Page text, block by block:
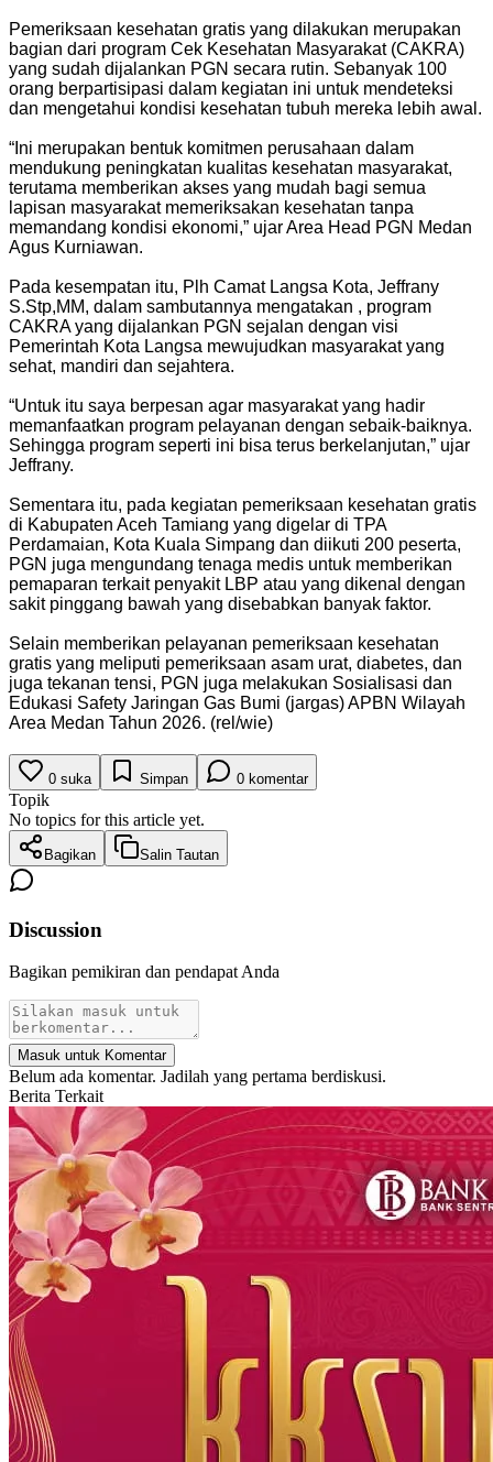
Pemeriksaan kesehatan gratis yang dilakukan merupakan
bagian dari program Cek Kesehatan Masyarakat (CAKRA)
yang sudah dijalankan PGN secara rutin. Sebanyak 100
orang berpartisipasi dalam kegiatan ini untuk mendeteksi
dan mengetahui kondisi kesehatan tubuh mereka lebih awal.
“Ini merupakan bentuk komitmen perusahaan dalam
mendukung peningkatan kualitas kesehatan masyarakat,
terutama memberikan akses yang mudah bagi semua
lapisan masyarakat memeriksakan kesehatan tanpa
memandang kondisi ekonomi,” ujar Area Head PGN Medan
Agus Kurniawan.
Pada kesempatan itu, Plh Camat Langsa Kota, Jeffrany
S.Stp,MM, dalam sambutannya mengatakan , program
CAKRA yang dijalankan PGN sejalan dengan visi
Pemerintah Kota Langsa mewujudkan masyarakat yang
sehat, mandiri dan sejahtera.
“Untuk itu saya berpesan agar masyarakat yang hadir
memanfaatkan program pelayanan dengan sebaik-baiknya.
Sehingga program seperti ini bisa terus berkelanjutan,” ujar
Jeffrany.
Sementara itu, pada kegiatan pemeriksaan kesehatan gratis
di Kabupaten Aceh Tamiang yang digelar di TPA
Perdamaian, Kota Kuala Simpang dan diikuti 200 peserta,
PGN juga mengundang tenaga medis untuk memberikan
pemaparan terkait penyakit LBP atau yang dikenal dengan
sakit pinggang bawah yang disebabkan banyak faktor.
Selain memberikan pelayanan pemeriksaan kesehatan
gratis yang meliputi pemeriksaan asam urat, diabetes, dan
juga tekanan tensi, PGN juga melakukan Sosialisasi dan
Edukasi Safety Jaringan Gas Bumi (jargas) APBN Wilayah
Area Medan Tahun 2026. (rel/wie)
0 suka Simpan 0 komentar
Topik
No topics for this article yet.
Bagikan Salin Tautan
Discussion
Bagikan pemikiran dan pendapat Anda
Masuk untuk Komentar
Belum ada komentar. Jadilah yang pertama berdiskusi.
Berita Terkait